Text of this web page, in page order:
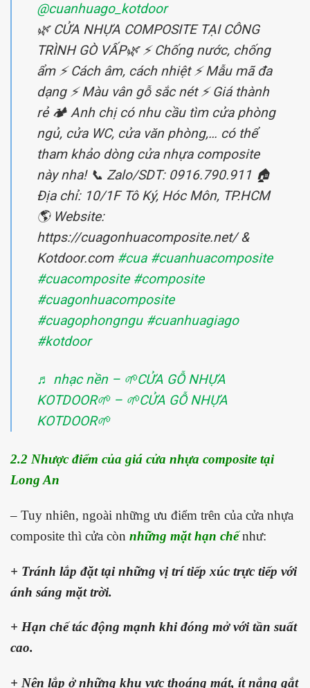
@cuanhuago_kotdoor
🌿 CỬA NHỰA COMPOSITE TẠI CÔNG
TRÌNH GÒ VẤP🌿 ⚡️ Chống nước, chống
ẩm ⚡️ Cách âm, cách nhiệt ⚡️ Mẫu mã đa
dạng ⚡️ Màu vân gỗ sắc nét ⚡️ Giá thành
rẻ 🏕️ Anh chị có nhu cầu tìm cửa phòng
ngủ, cửa WC, cửa văn phòng,… có thể
tham khảo dòng cửa nhựa composite
này nha! 📞 Zalo/SDT: 0916.790.911 🏠
Địa chỉ: 10/1F Tô Ký, Hóc Môn, TP.HCM
🌎 Website:
https://cuagonhuacomposite.net/ &
Kotdoor.com #cua #cuanhuacomposite
#cuacomposite #composite
#cuagonhuacomposite
#cuagophongngu #cuanhuagiago
#kotdoor
♬ nhạc nền – 🌱CỬA GỖ NHỰA
KOTDOOR🌱 – 🌱CỬA GỖ NHỰA
KOTDOOR🌱
2.2 Nhược điểm của giá cửa nhựa composite tại
Long An
– Tuy nhiên, ngoài những ưu điểm trên của cửa nhựa
composite thì cửa còn những mặt hạn chế như:
+ Tránh lắp đặt tại những vị trí tiếp xúc trực tiếp với
ánh sáng mặt trời.
+ Hạn chế tác động mạnh khi đóng mở với tần suất
cao.
+ Nên lắp ở những khu vực thoáng mát, ít nắng gắt